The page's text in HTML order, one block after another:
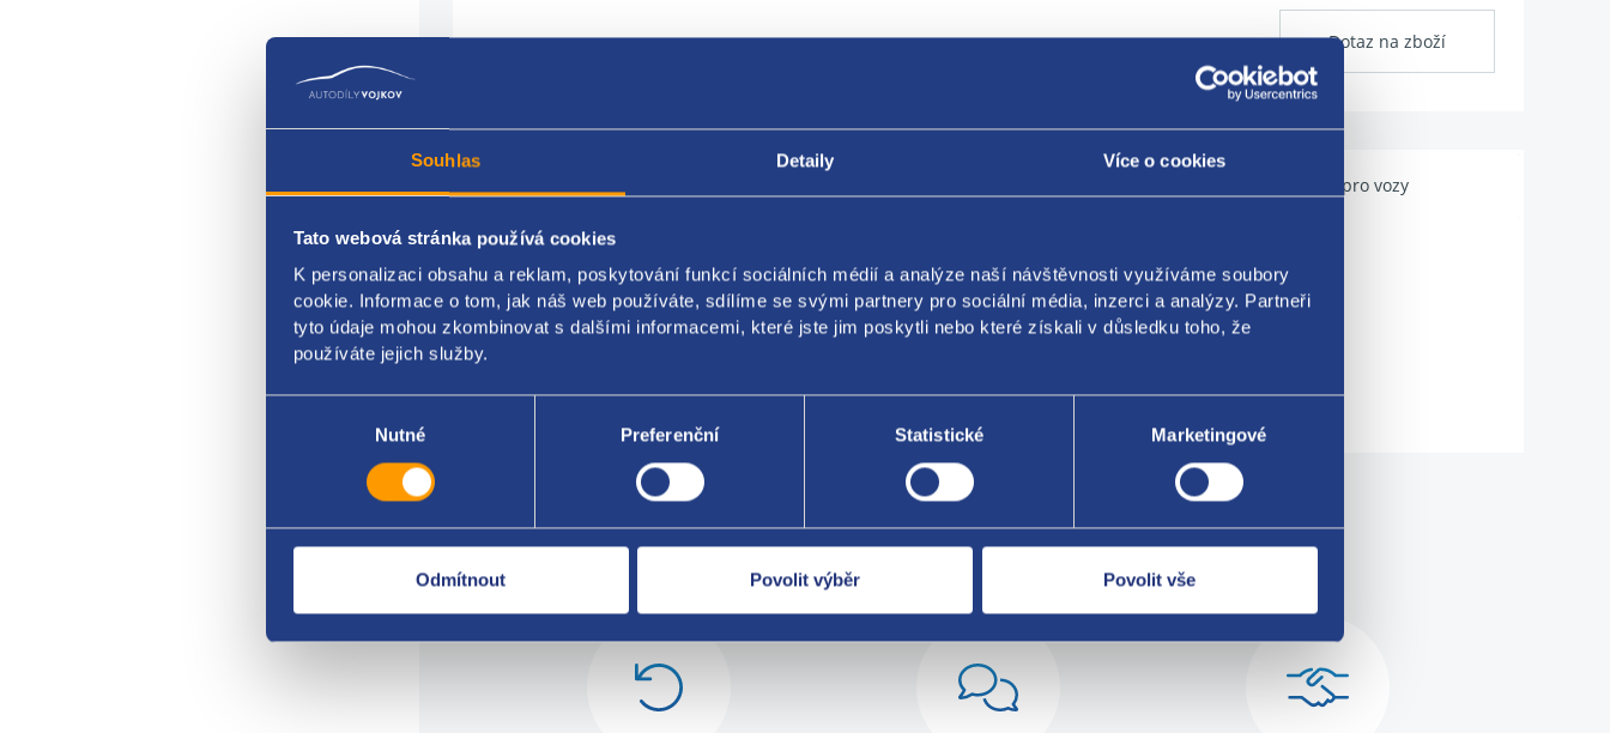
Souhlas Detaily Více o cookies
Tato webová stránka používá cookies
K personalizaci obsahu a reklam, poskytování funkcí sociálních médií a analýze naší návštěvnosti využíváme soubory
cookie. Informace o tom, jak náš web používáte, sdílíme se svými partnery pro sociální média, inzerci a analýzy. Partneři
tyto údaje mohou zkombinovat s dalšími informacemi, které jste jim poskytli nebo které získali v důsledku toho, že
používáte jejich služby.
Nutné Preferenční Statistické Marketingové
Odmítnout Povolit výběr Povolit vše
Dotaz na zboží
Použitelné pro vozy
Vyrovnávací nádoba chladící kapaliny
Expanzní nádoba
Za kvalitu ručíme!